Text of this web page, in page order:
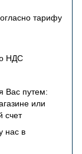
тарифу
НДС
Вас путем:
или
счет
нас в